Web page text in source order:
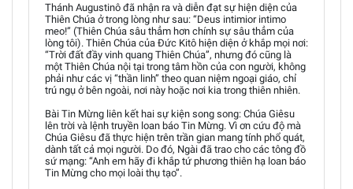
Thánh Augustinô đã nhận ra và diễn đạt sự hiện diện của
Thiên Chúa ở trong lòng như sau: “Deus intimior intimo
meo!” (Thiên Chúa sâu thẳm hơn chính sự sâu thẳm của
lòng tôi). Thiên Chúa của Đức Kitô hiện diện ở khắp mọi nơi:
“Trời đất đầy vinh quang Thiên Chúa”, nhưng đó cũng là
một Thiên Chúa nội tại trong tâm hồn của con người, không
phải như các vị “thần linh” theo quan niệm ngoại giáo, chỉ
trú ngụ ở bên ngoài, nơi này hoặc nơi kia trong thiên nhiên.
Bài Tin Mừng liên kết hai sự kiện song song: Chúa Giêsu
lên trời và lệnh truyền loan báo Tin Mừng. Vì ơn cứu độ mà
Chúa Giêsu đã thực hiện trên trần gian mang tính phổ quát,
dành tất cả mọi người. Do đó, Ngài đã trao cho các tông đồ
sứ mạng: “Anh em hãy đi khắp tứ phương thiên hạ loan báo
Tin Mừng cho mọi loài thụ tạo”.